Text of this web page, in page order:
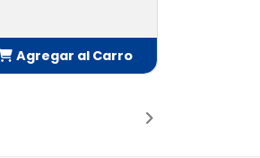
Agregar al Carro